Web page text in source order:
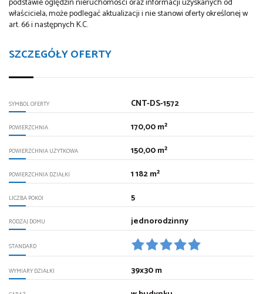
właściciela, może podlegać aktualizacji i nie stanowi oferty określonej w
art. 66 i następnych K.C.
SZCZEGÓŁY OFERTY
SYMBOL OFERTY CNT-DS-1572
POWIERZCHNIA 170,00 m²
POWIERZCHNIA UŻYTKOWA 150,00 m²
POWIERZCHNIA DZIAŁKI 1 182 m²
LICZBA POKOI 5
RODZAJ DOMU jednorodzinny
STANDARD
WYMIARY DZIAŁKI 39x30 m